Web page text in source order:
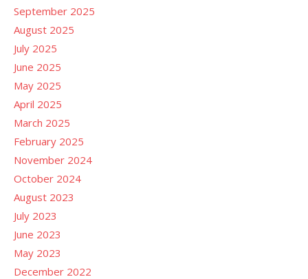
September 2025
August 2025
July 2025
June 2025
May 2025
April 2025
March 2025
February 2025
November 2024
October 2024
August 2023
July 2023
June 2023
May 2023
December 2022